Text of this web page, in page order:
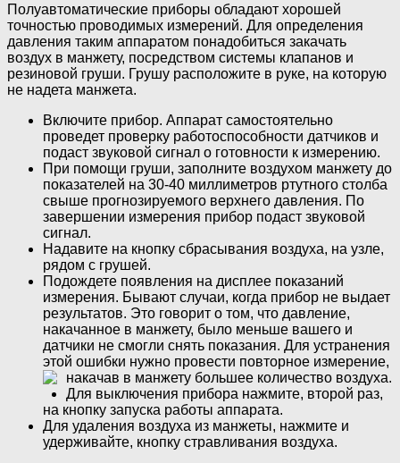
Полуавтоматические приборы обладают хорошей
точностью проводимых измерений. Для определения
давления таким аппаратом понадобиться закачать
воздух в манжету, посредством системы клапанов и
резиновой груши. Грушу расположите в руке, на которую
не надета манжета.
Включите прибор. Аппарат самостоятельно
проведет проверку работоспособности датчиков и
подаст звуковой сигнал о готовности к измерению.
При помощи груши, заполните воздухом манжету до
показателей на 30-40 миллиметров ртутного столба
свыше прогнозируемого верхнего давления. По
завершении измерения прибор подаст звуковой
сигнал.
Надавите на кнопку сбрасывания воздуха, на узле,
рядом с грушей.
Подождете появления на дисплее показаний
измерения. Бывают случаи, когда прибор не выдает
результатов. Это говорит о том, что давление,
накачанное в манжету, было меньше вашего и
датчики не смогли снять показания. Для устранения
этой ошибки нужно провести повторное измерение,
накачав в манжету большее количество воздуха.
Для выключения прибора нажмите, второй раз,
на кнопку запуска работы аппарата.
Для удаления воздуха из манжеты, нажмите и
удерживайте, кнопку стравливания воздуха.